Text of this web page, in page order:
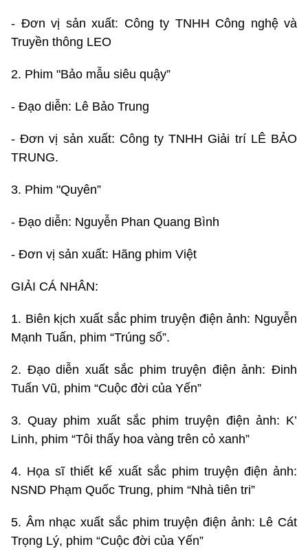
- Đơn vị sản xuất: Công ty TNHH Công nghệ và
Truyền thông LEO
2. Phim "Bảo mẫu siêu quậy”
- Đạo diễn: Lê Bảo Trung
- Đơn vị sản xuất: Công ty TNHH Giải trí LÊ BẢO
TRUNG.
3. Phim "Quyên”
- Đạo diễn: Nguyễn Phan Quang Bình
- Đơn vị sản xuất: Hãng phim Việt
GIẢI CÁ NHÂN:
1. Biên kịch xuất sắc phim truyện điện ảnh: Nguyễn
Mạnh Tuấn, phim “Trúng số”.
2. Đạo diễn xuất sắc phim truyện điện ảnh: Đinh
Tuấn Vũ, phim “Cuộc đời của Yến”
3. Quay phim xuất sắc phim truyện điện ảnh: K’
Linh, phim “Tôi thấy hoa vàng trên cỏ xanh”
4. Họa sĩ thiết kế xuất sắc phim truyện điện ảnh:
NSND Phạm Quốc Trung, phim “Nhà tiên tri”
5. Âm nhạc xuất sắc phim truyện điện ảnh: Lê Cát
Trọng Lý, phim “Cuộc đời của Yến”